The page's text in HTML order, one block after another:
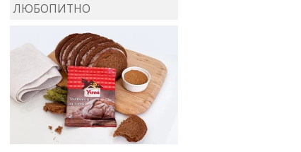
лимон
коментира рецептата
Киноа със зеленчуци
ЛЮБОПИТНО